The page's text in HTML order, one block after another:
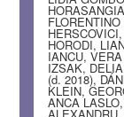
HORODI,
IANCU,
IZSAK,
(d. 2018),
KLEIN,
ANCA